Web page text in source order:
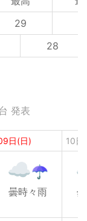
29
28
発表
日(日) 10日
曇時々雨